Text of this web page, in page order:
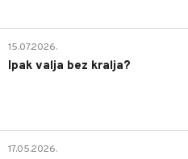
15.07.2026.
Ipak valja bez kralja?
17.05.2026.